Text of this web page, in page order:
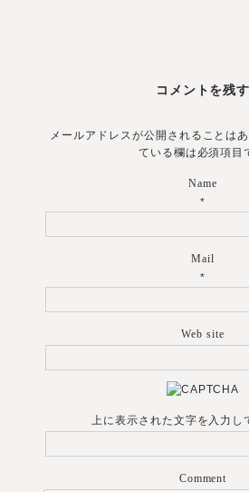
コメントを残す
メールアドレスが公開されることは
ている欄は必須項目
Name
*
Mail
*
Web site
上に表示された文字を入力し
Comment